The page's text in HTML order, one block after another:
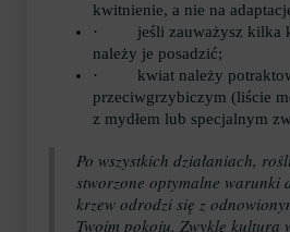
kwitnienie, a nie na
· jeśli zauważysz kilka
należy je posadzić;
· kwiat należy
przeciwgrzybiczym (liście
z mydłem lub specjalnym
Po wszystkich działaniach,
stworzone optymalne warunki
krzew odrodzi się z
Twoim pokoju. Zwykle kultura